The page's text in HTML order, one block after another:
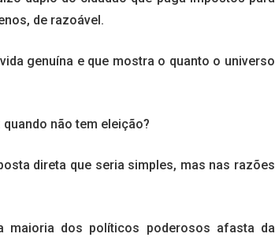
de razoável.
genuína e que mostra o quanto o universo
não tem eleição?
direta que seria simples, mas nas razões
maioria dos políticos poderosos afasta da